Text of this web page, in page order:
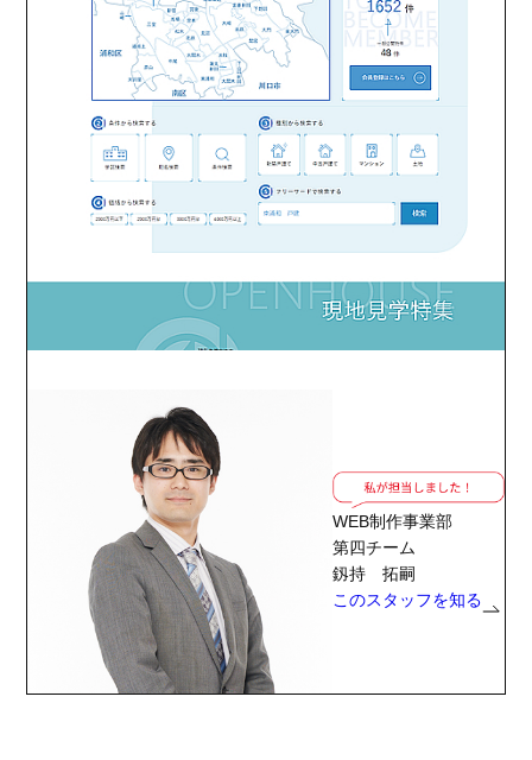
WEB制作事業部
第四チーム
釼持 拓嗣
このスタッフを知る